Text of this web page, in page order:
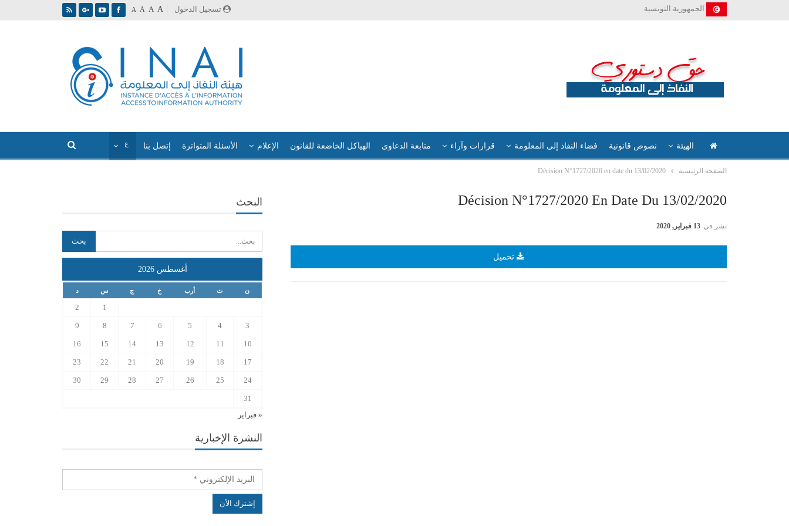
تسجيل الدخول A A A A الجمهورية التونسية
الهيئة نصوص قانونية فضاء النفاذ إلى المعلومة قرارات وآراء متابعة الدعاوى الهياكل الخاضعة للقانون الإعلام الأسئلة المتواترة إتصل بنا
الصفحة الرئيسية Décision N°1727/2020 en date du 13/02/2020
Décision N°1727/2020 En Date Du 13/02/2020
نشر في 13 فبراير, 2020
تحميل
البحث
أغسطس 2026
ن ث أرب خ ج س د
1
2
3
4
5
6
7
8
9
10
11
12
13
14
15
16
17
18
19
20
21
22
23
24
25
26
27
28
29
30
31
« فبراير
النشرة الإخبارية